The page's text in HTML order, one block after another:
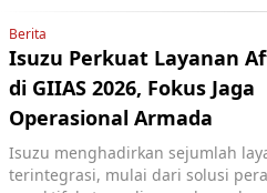
Berita
Isuzu Perkuat Layanan
di GIIAS 2026, Fokus Jaga
Operasional Armada
Isuzu menghadirkan sejumlah
terintegrasi, mulai dari solusi